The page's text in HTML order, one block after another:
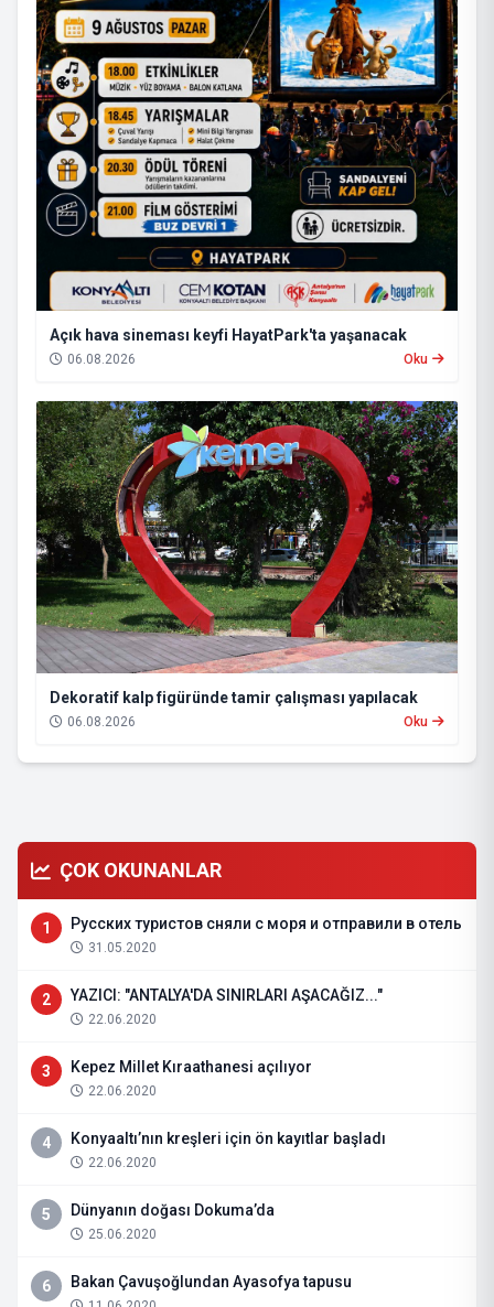
Açık hava sineması keyfi HayatPark'ta yaşanacak
06.08.2026 Oku
Dekoratif kalp figüründe tamir çalışması yapılacak
06.08.2026 Oku
ÇOK OKUNANLAR
1 Русских туристов сняли с моря и отправили в отель
31.05.2020
2 YAZICI: "ANTALYA'DA SINIRLARI AŞACAĞIZ..."
22.06.2020
3 Kepez Millet Kıraathanesi açılıyor
22.06.2020
4 Konyaaltı’nın kreşleri için ön kayıtlar başladı
22.06.2020
5 Dünyanın doğası Dokuma’da
25.06.2020
6 Bakan Çavuşoğlundan Ayasofya tapusu